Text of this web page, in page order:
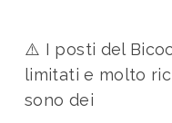
⚠️ I posti del
limitati e molto
sono dei